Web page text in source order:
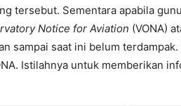
tersebut. Sementara apabila
Notice for Aviation (VONA)
sampai saat ini belum
Istilahnya untuk memberikan